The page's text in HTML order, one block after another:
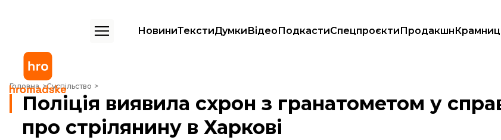
НовиниТекстиДумкиВідеоПодкастиСпецпроєктиПродакшн
Головна Суспільство
Поліція виявила схрон з гранатометом у справі про стрілянину в Харкові
Поліція виявила схрон з гранатометом у
про стрілянину в Харкові